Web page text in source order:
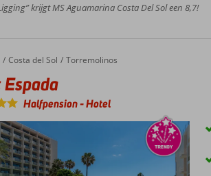
krijgt MS Aguamarina Costa Del Sol een 8,7!
Costa del Sol Torremolinos
Espada
Halfpension-Hotel